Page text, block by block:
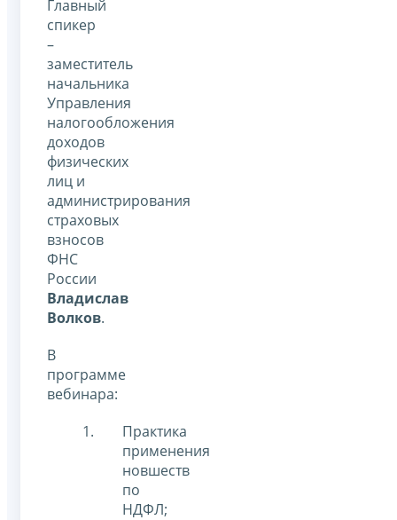
Главный
спикер
–
заместитель
начальника
Управления
налогообложения
доходов
физических
лиц и
администрирования
страховых
взносов
ФНС
России
Владислав
Волков.
В
программе
вебинара:
Практика
применения
новшеств
по
НДФЛ;